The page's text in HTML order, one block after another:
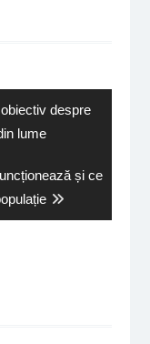
despre
lume
și ce